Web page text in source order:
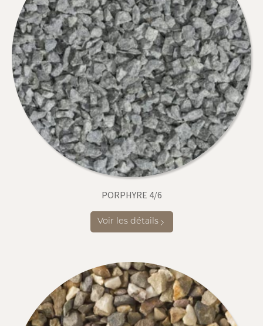
PORPHYRE 4/6
Voir les détails